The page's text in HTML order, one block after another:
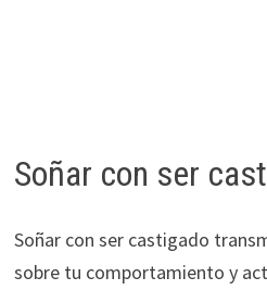
Soñar con ser
Soñar con ser castigado
sobre tu comportamiento y